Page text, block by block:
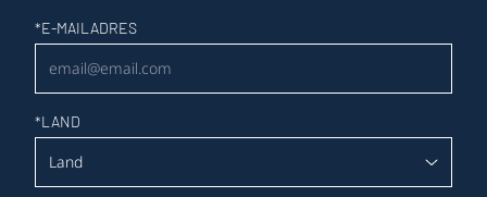
Nieuwsbrief
*E-MAILADRES
*LAND